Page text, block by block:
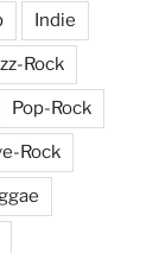
Indie
Rock
Pop-Rock
Rock